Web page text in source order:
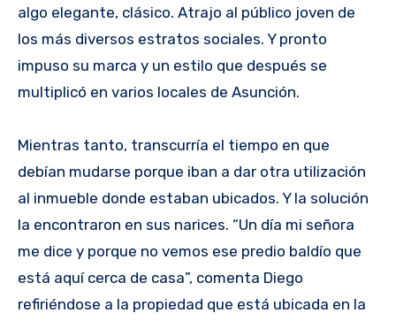
algo elegante, clásico. Atrajo al público joven de
los más diversos estratos sociales. Y pronto
impuso su marca y un estilo que después se
multiplicó en varios locales de Asunción.
Mientras tanto, transcurría el tiempo en que
debían mudarse porque iban a dar otra utilización
al inmueble donde estaban ubicados. Y la solución
la encontraron en sus narices. “Un día mi señora
me dice y porque no vemos ese predio baldío que
está aquí cerca de casa”, comenta Diego
refiriéndose a la propiedad que está ubicada en la